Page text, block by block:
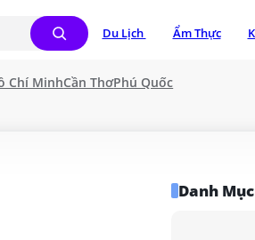
Du Lịch Ẩm Thực
Chí MinhCần ThơPhú Quốc
Danh Mục